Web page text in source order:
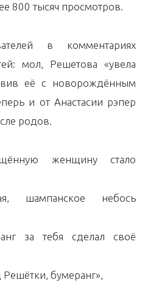
800 тысяч просмотров.
в комментариях
мол, Решетова «увела
её с новорождённым
и от Анастасии рэпер
родов.
женщину стало
шампанское небось
за тебя сделал своё
Решётки, бумеранг»,